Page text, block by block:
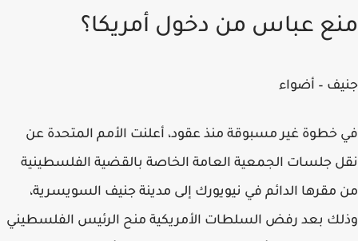
منع عباس من دخول أمريكا؟
جنيف – أضواء
في خطوة غير مسبوقة منذ عقود، أعلنت الأمم المتحدة عن
نقل جلسات الجمعية العامة الخاصة بالقضية الفلسطينية
من مقرها الدائم في نيويورك إلى مدينة جنيف السويسرية،
وذلك بعد رفض السلطات الأمريكية منح الرئيس الفلسطيني